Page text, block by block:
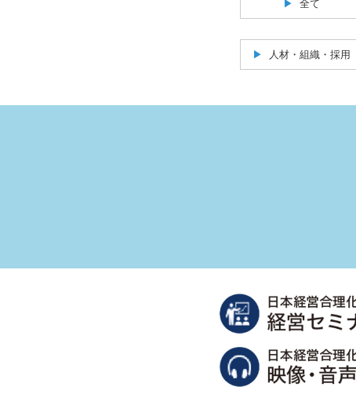
全て
人材・組織・採用